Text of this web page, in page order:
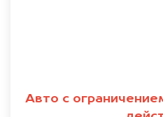
Авто с